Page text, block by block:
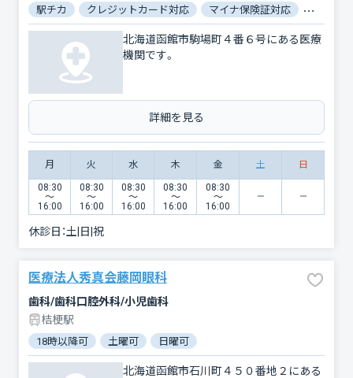
駅チカ クレジットカード対応 マイナ保険証対応 女性医師
北海道函館市駒場町４番６号にある医療
機関です。
詳細を見る
月 火 水 木 金 土 日
08:30
〜
16:00
08:30
〜
16:00
08:30
〜
16:00
08:30
〜
16:00
08:30
〜
16:00
休診日：土|日|祝
医療法人秀真会藤岡眼科
歯科/歯科口腔外科/小児歯科
桔梗駅
18時以降可 土曜可 日曜可
北海道函館市石川町４５０番地２にある